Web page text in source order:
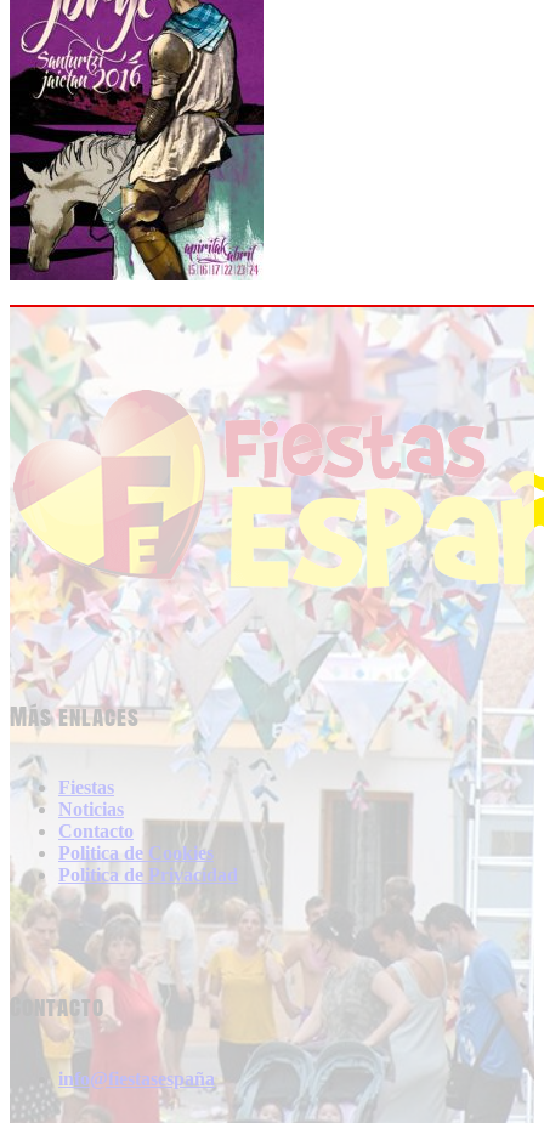
Más enlaces
Fiestas
Noticias
Contacto
Politica de Cookies
Politica de Privacidad
Contacto
info@fiestasespaña